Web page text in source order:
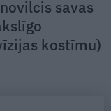
savas
kostīmu)